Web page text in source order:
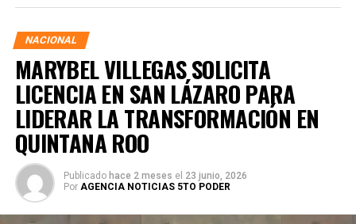
NACIONAL
MARYBEL VILLEGAS SOLICITA
LICENCIA EN SAN LÁZARO PARA
LIDERAR LA TRANSFORMACIÓN EN
QUINTANA ROO
Publicado hace 2 meses el 23 junio, 2026
Por AGENCIA NOTICIAS 5TO PODER